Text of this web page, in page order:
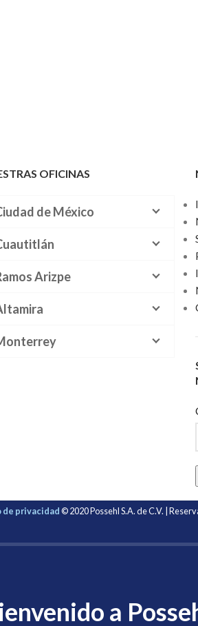
OFICINAS
de México
Arizpe
de privacidad© 2020 Possehl S.A. de C.V. |
a